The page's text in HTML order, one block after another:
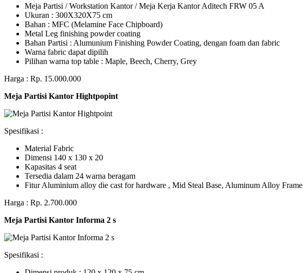
Meja Partisi / Workstation Kantor / Meja Kerja Kantor Aditech FRW 05 A
Ukuran : 300X320X75 cm
Bahan : MFC (Melamine Face Chipboard)
Metal Leg finishing powder coating
Bahan Partisi : Alumunium Finishing Powder Coating, dengan foam dan fabric
Warna fabric dapat dipilih
Pilihan warna top table : Maple, Beech, Cherry, Grey
Harga : Rp. 15.000.000
Meja Partisi Kantor Hightpopint
Spesifikasi :
Material Fabric
Dimensi 140 x 130 x 20
Kapasitas 4 seat
Tersedia dalam 24 warna beragam
Fitur Aluminium alloy die cast for hardware , Mid Steal Base, Aluminum Alloy Frame
Harga : Rp. 2.700.000
Meja Partisi Kantor Informa 2 s
Spesifikasi :